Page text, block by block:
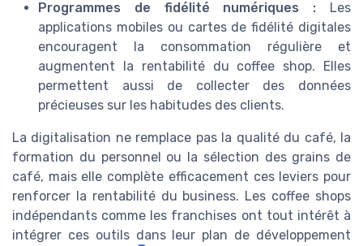
Programmes de fidélité numériques : Les
applications mobiles ou cartes de fidélité digitales
encouragent la consommation régulière et
augmentent la rentabilité du coffee shop. Elles
permettent aussi de collecter des données
précieuses sur les habitudes des clients.
La digitalisation ne remplace pas la qualité du café, la
formation du personnel ou la sélection des grains de
café, mais elle complète efficacement ces leviers pour
renforcer la rentabilité du business. Les coffee shops
indépendants comme les franchises ont tout intérêt à
intégrer ces outils dans leur plan de développement